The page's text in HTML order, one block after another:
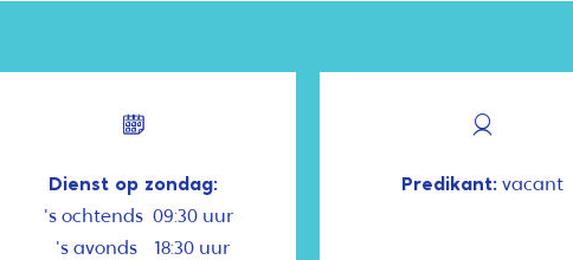
Dienst op zondag:
's ochtends 09:30 uur
's avonds
18:30 uur
Predikant: vacant